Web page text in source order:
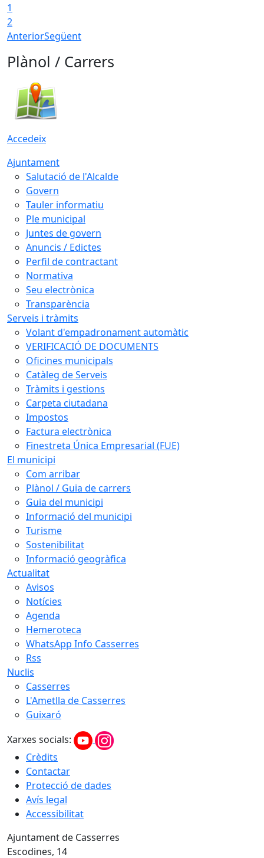
1
2
AnteriorSegüent
Plànol / Carrers
Accedeix
Ajuntament
Salutació de l'Alcalde
Govern
Tauler informatiu
Ple municipal
Juntes de govern
Anuncis / Edictes
Perfil de contractant
Normativa
Seu electrònica
Transparència
Serveis i tràmits
Volant d'empadronament automàtic
VERIFICACIÓ DE DOCUMENTS
Oficines municipals
Catàleg de Serveis
Tràmits i gestions
Carpeta ciutadana
Impostos
Factura electrònica
Finestreta Única Empresarial (FUE)
El municipi
Com arribar
Plànol / Guia de carrers
Guia del municipi
Informació del municipi
Turisme
Sostenibilitat
Informació geogràfica
Actualitat
Avisos
Notícies
Agenda
Hemeroteca
WhatsApp Info Casserres
Rss
Nuclis
Casserres
L'Ametlla de Casserres
Guixaró
Xarxes socials:
Crèdits
Contactar
Protecció de dades
Avís legal
Accessibilitat
Ajuntament de Casserres
Escodines, 14